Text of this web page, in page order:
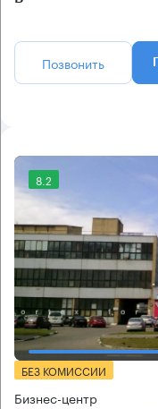
Позвонить
8.2
БЕЗ КОМИССИИ
Бизнес-центр